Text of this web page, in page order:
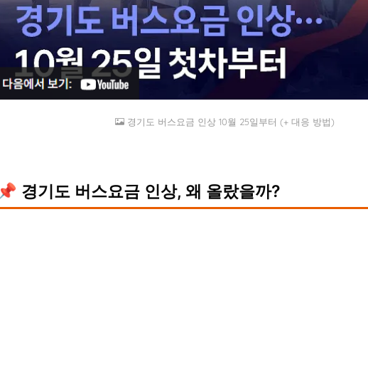
경기도 버스요금 인상 10월 25일부터 (+ 대응 방법)
📌 경기도 버스요금 인상, 왜 올랐을까?